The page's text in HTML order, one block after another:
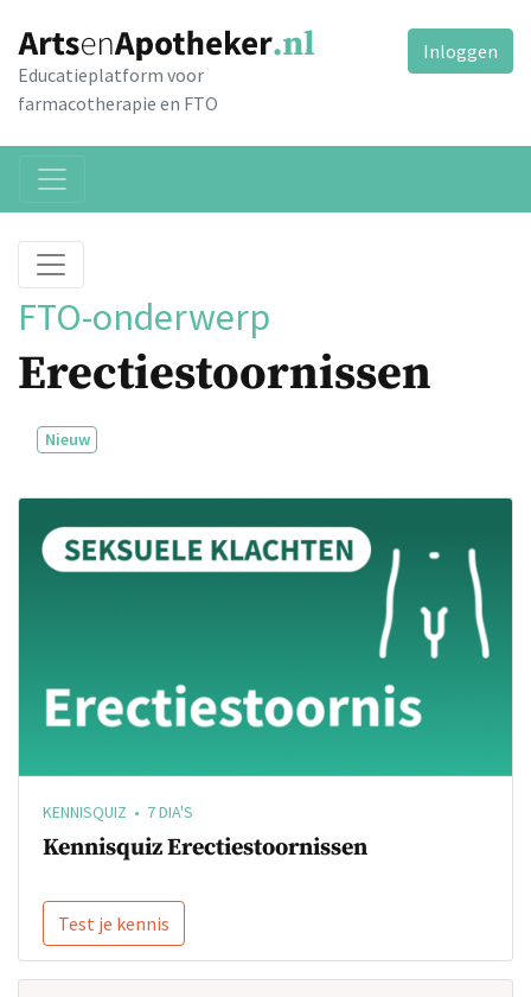
Educatieplatform voor
farmacotherapie en FTO
Inloggen
FTO-onderwerp
Erectiestoornissen
Nieuw
KENNISQUIZ • 7 DIA'S
Kennisquiz Erectiestoornissen
Test je kennis